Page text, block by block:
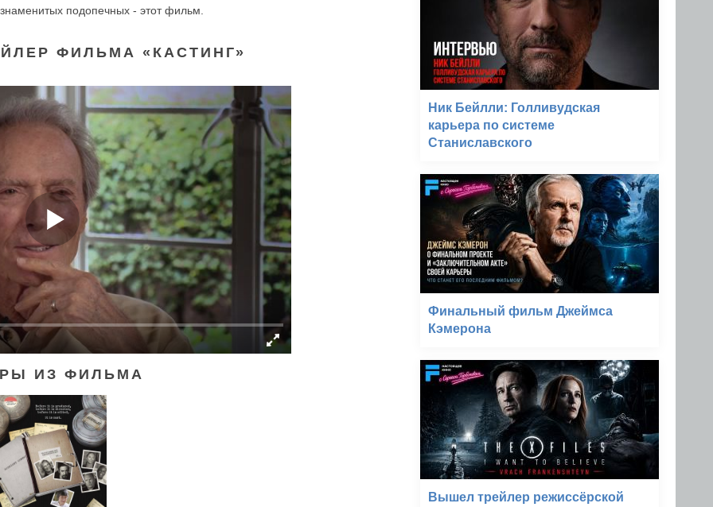
подопечных - этот фильм.
ФИЛЬМА «КАСТИНГ»
ИЗ ФИЛЬМА
Ник Бейлли: Голливудская
карьера по системе
Станиславского
Финальный фильм Джеймса
Кэмерона
Вышел трейлер режиссёрской